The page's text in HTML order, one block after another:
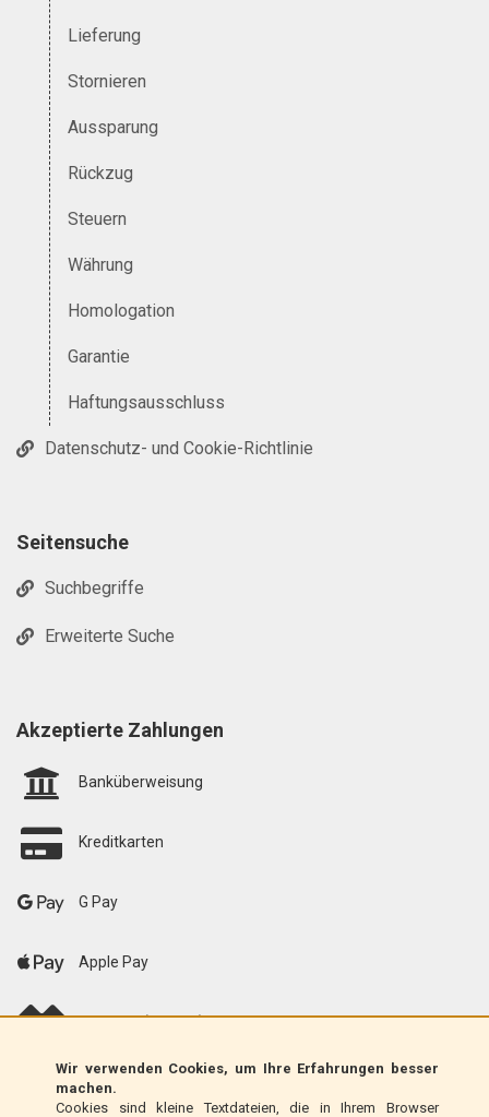
Wir verwenden Cookies, um Ihre Erfahrungen besser
machen.
Cookies sind kleine Textdateien, die in Ihrem Browser
Lieferung
Stornieren
Aussparung
Rückzug
Steuern
Währung
Homologation
Garantie
Haftungsausschluss
Datenschutz- und Cookie-Richtlinie
Seitensuche
Suchbegriffe
Erweiterte Suche
Akzeptierte Zahlungen
Banküberweisung
Kreditkarten
G Pay
Apple Pay
scalapay (EU only)
Klarna (nur EU)